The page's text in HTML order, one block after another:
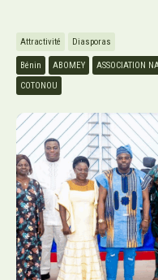
Attractivité Diasporas
Bénin ABOMEY
ASSOCIATION
COTONOU